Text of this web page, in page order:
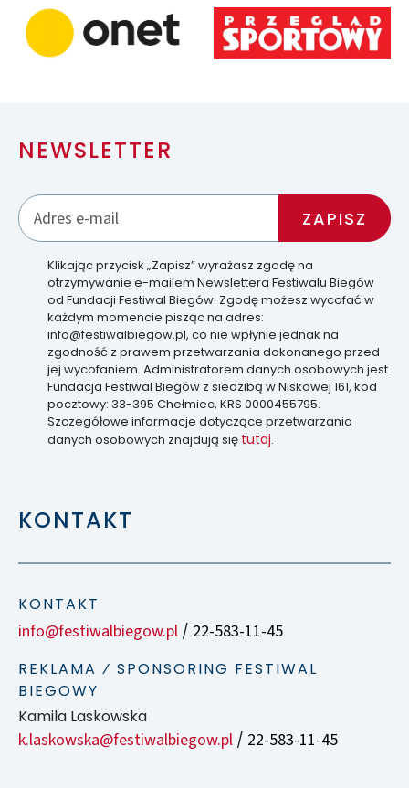
NEWSLETTER
Klikając przycisk „Zapisz” wyrażasz zgodę na
otrzymywanie e-mailem Newslettera Festiwalu Biegów
od Fundacji Festiwal Biegów. Zgodę możesz wycofać w
każdym momencie pisząc na adres:
info@festiwalbiegow.pl, co nie wpłynie jednak na
zgodność z prawem przetwarzania dokonanego przed
jej wycofaniem. Administratorem danych osobowych jest
Fundacja Festiwal Biegów z siedzibą w Niskowej 161, kod
pocztowy: 33-395 Chełmiec, KRS 0000455795.
Szczegółowe informacje dotyczące przetwarzania
danych osobowych znajdują się tutaj.
KONTAKT
KONTAKT
info@festiwalbiegow.pl / 22-583-11-45
REKLAMA ⁄ SPONSORING FESTIWAL
BIEGOWY
Kamila Laskowska
k.laskowska@festiwalbiegow.pl / 22-583-11-45